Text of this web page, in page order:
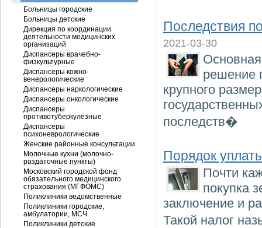
Последствия
2021-03-30
решение
крупного
последств�
Порядок
Почти
покупка
заключение и
Такой налог
Больницы городские
Больницы детские
Дирекция по координации
деятельности медицинских
организаций
Диспансеры врачебно-
физкультурные
Диспансеры кожно-
венерологические
Диспансеры наркологические
Диспансеры онкологические
Диспансеры
противотуберкулезные
Диспансеры
психоневрологические
Женские районные консультации
Молочные кухни (молочно-
раздаточные пункты)
Московский городской фонд
обязательного медицинского
страхования (МГФОМС)
Поликлиники ведомственные
Поликлиники городские,
амбулатории, МСЧ
Поликлиники детские